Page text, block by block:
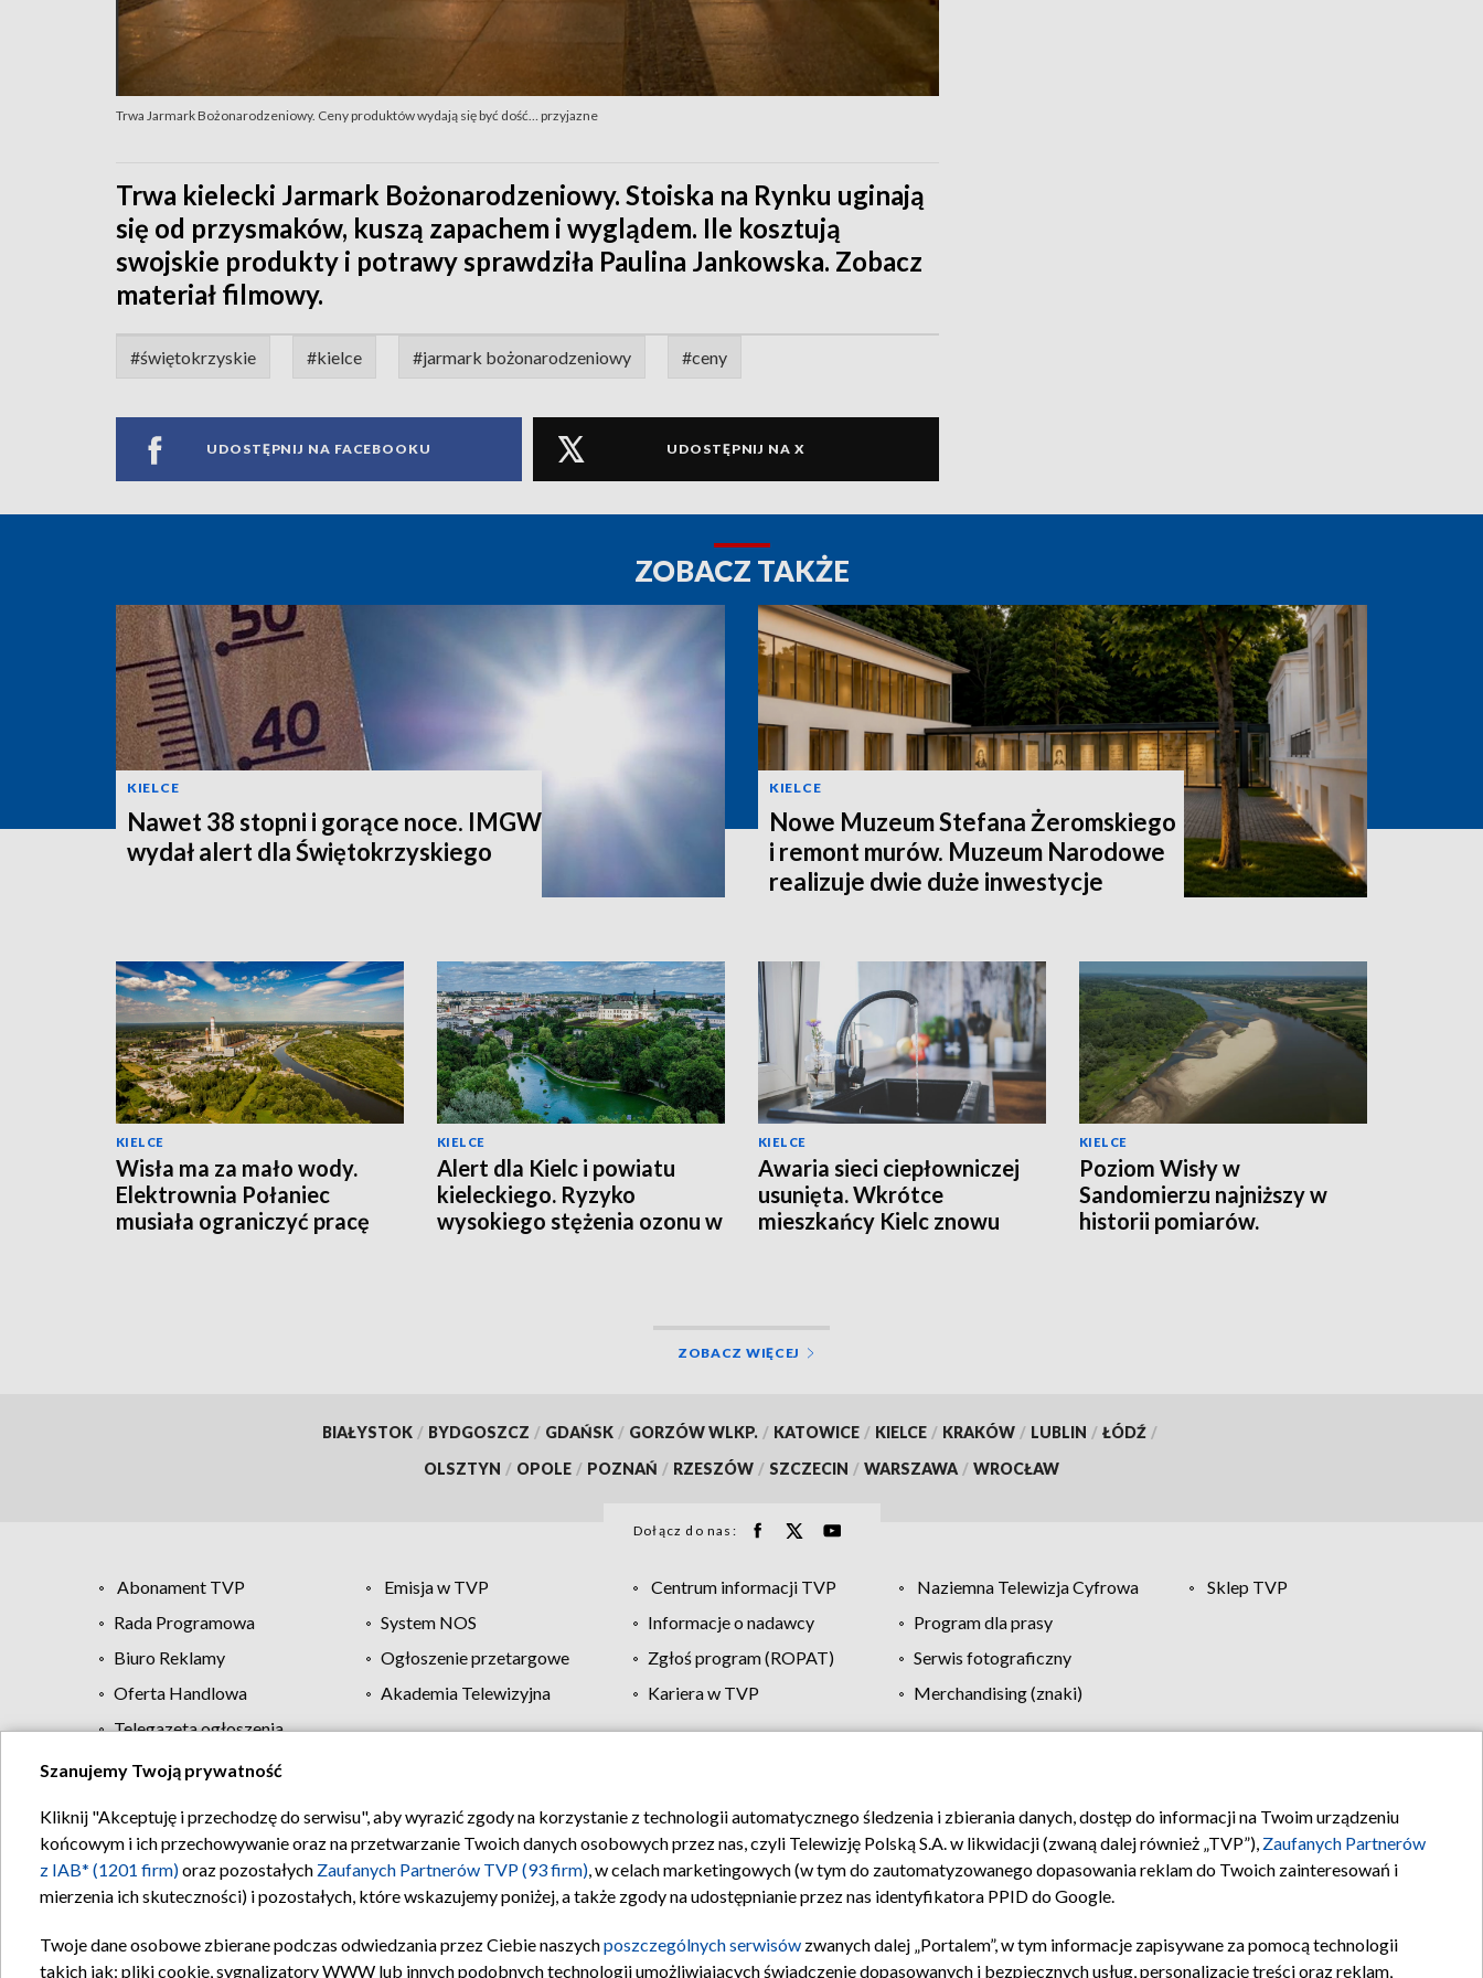
Trwa Jarmark Bożonarodzeniowy. Ceny produktów wydają się być dość… przyjazne
Trwa kielecki Jarmark Bożonarodzeniowy. Stoiska na Rynku uginają
się od przysmaków, kuszą zapachem i wyglądem. Ile kosztują
swojskie produkty i potrawy sprawdziła Paulina Jankowska. Zobacz
materiał filmowy.
#świętokrzyskie #kielce #jarmark bożonarodzeniowy #ceny
UDOSTĘPNIJ NA FACEBOOKU UDOSTĘPNIJ NA X
ZOBACZ TAKŻE
KIELCE
Nawet 38 stopni i gorące noce. IMGW
wydał alert dla Świętokrzyskiego
KIELCE
Nowe Muzeum Stefana Żeromskiego
i remont murów. Muzeum Narodowe
realizuje dwie duże inwestycje
KIELCE
Wisła ma za mało wody.
Elektrownia Połaniec
musiała ograniczyć pracę
KIELCE
Alert dla Kielc i powiatu
kieleckiego. Ryzyko
wysokiego stężenia ozonu w
KIELCE
Awaria sieci ciepłowniczej
usunięta. Wkrótce
mieszkańcy Kielc znowu
KIELCE
Poziom Wisły w
Sandomierzu najniższy w
historii pomiarów.
ZOBACZ WIĘCEJ
BIAŁYSTOK / BYDGOSZCZ / GDAŃSK / GORZÓW WLKP. / KATOWICE / KIELCE / KRAKÓW / LUBLIN / ŁÓDŹ /
OLSZTYN / OPOLE / POZNAŃ / RZESZÓW / SZCZECIN / WARSZAWA / WROCŁAW
Dołącz do nas:
Abonament TVP Emisja w TVP Centrum informacji TVP Naziemna Telewizja Cyfrowa
Sklep TVP
Rada Programowa
System NOS Informacje o nadawcy
Program dla prasy
Biuro Reklamy
Ogłoszenie przetargowe Zgłoś program (ROPAT)
Serwis fotograficzny
Oferta Handlowa
Akademia Telewizyjna Kariera w TVP
Merchandising (znaki)
Telegazeta ogłoszenia
Regulamin TVP Polityka prywatności Moje zgody Pomoc Biuro reklamy Kontakt
Szanujemy Twoją prywatność
Kliknij "Akceptuję i przechodzę do serwisu", aby wyrazić zgody na korzystanie z technologii automatycznego śledzenia i zbierania danych, dostęp do informacji na Twoim urządzeniu
końcowym i ich przechowywanie oraz na przetwarzanie Twoich danych osobowych przez nas, czyli Telewizję Polską S.A. w likwidacji (zwaną dalej również „TVP”), Zaufanych Partnerów
z IAB* (1201 firm)oraz pozostałych Zaufanych Partnerów TVP (93 firm), w celach marketingowych (w tym do zautomatyzowanego dopasowania reklam do Twoich zainteresowań i
mierzenia ich skuteczności) i pozostałych, które wskazujemy poniżej, a także zgody na udostępnianie przez nas identyfikatora PPID do Google.
Twoje dane osobowe zbierane podczas odwiedzania przez Ciebie naszychposzczególnych serwisów zwanych dalej „Portalem”, w tym informacje zapisywane za pomocą technologii
takich jak: pliki cookie, sygnalizatory WWW lub innych podobnych technologii umożliwiających świadczenie dopasowanych i bezpiecznych usług, personalizację treści oraz reklam,